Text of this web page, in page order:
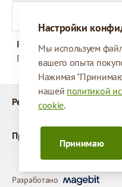
Настройки
Мы используем
вашего опыта
Нажимая
нашей политикой
cookie.
Принимаю
Реквизиты
Продукты
Рабочее время
Понедельник - Пятница
Разработано